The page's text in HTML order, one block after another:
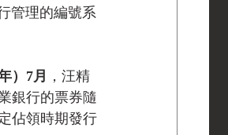
管理的編號系
）7月
，汪精
銀行的票券隨
佔領時期發行